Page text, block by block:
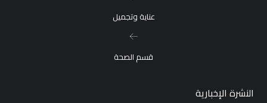
عناية وتجميل
قسم الصحة
النشرة الإخبارية